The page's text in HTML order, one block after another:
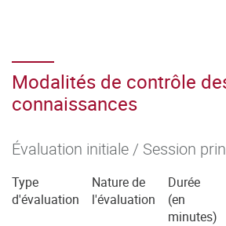
Modalités de contrôle
connaissances
Évaluation initiale / Session
Type
d'évaluation
Nature de
l'évaluation
Durée
(en
minutes)